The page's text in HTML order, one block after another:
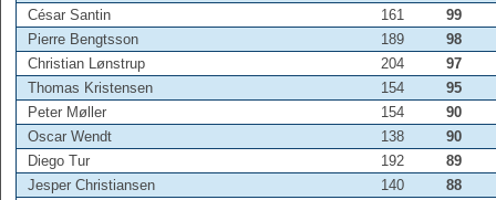
César Santin
161
99
Pierre Bengtsson
189
98
Christian Lønstrup
204
97
Thomas Kristensen
154
95
Peter Møller
154
90
Oscar Wendt
138
90
Diego Tur
192
89
Jesper Christiansen
140
88